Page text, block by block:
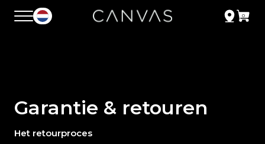
Garantie & retouren
Het retourproces